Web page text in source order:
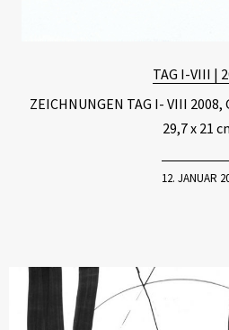
TAG I-VIII |
ZEICHNUNGEN TAG I- VIII
29,7 x 21
12. JANUAR